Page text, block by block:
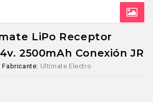
LiPo Receptor
2500mAh Conexión JR
Fabricante: Ultimate Electro